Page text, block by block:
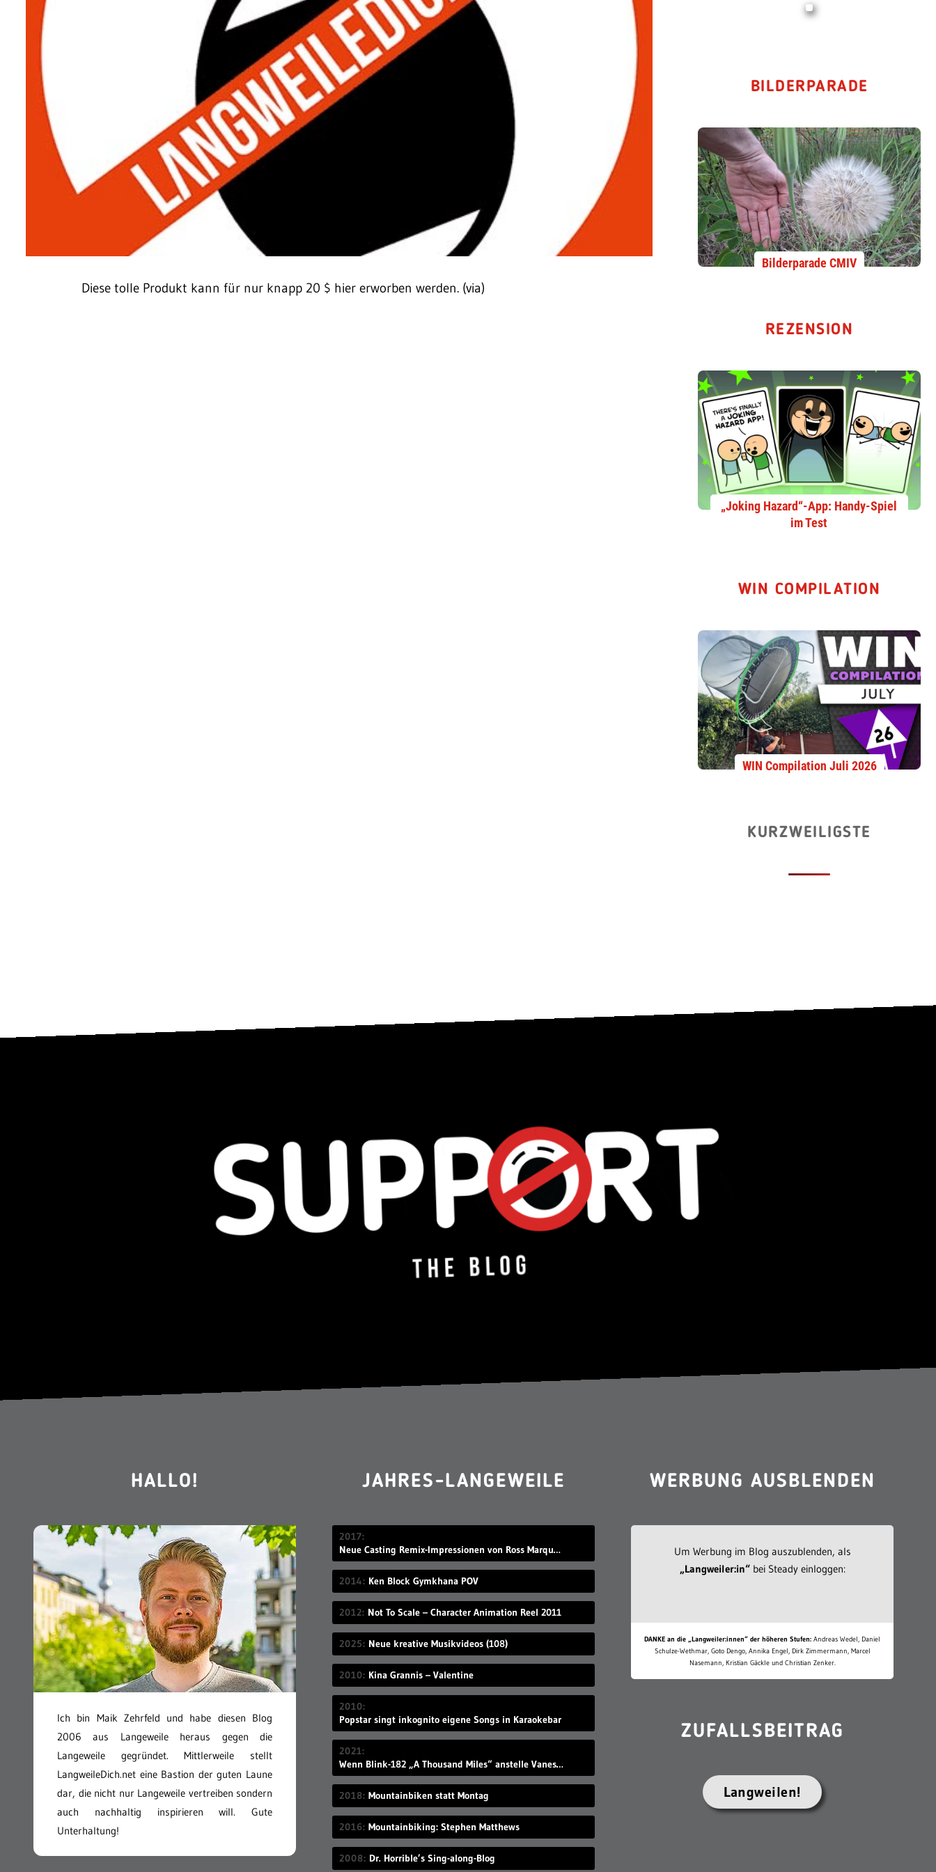
Diese tolle Produkt kann für nur knapp 20 $ hier erworben werden. (via)
BILDERPARADE
Bilderparade CMIV
REZENSION
„Joking Hazard“-App: Handy-Spiel
im Test
WIN COMPILATION
WIN Compilation Juli 2026
KURZWEILIGSTE
HALLO!
Ich bin Maik Zehrfeld und habe diesen Blog
2006 aus Langeweile heraus gegen die
Langeweile gegründet. Mittlerweile stellt
LangweileDich.net eine Bastion der guten Laune
dar, die nicht nur Langeweile vertreiben sondern
auch nachhaltig inspirieren will. Gute
Unterhaltung!
JAHRES-LANGEWEILE
2017
Neue Casting Remix-Impressionen von Ross Marquand
2014 Ken Block Gymkhana POV
2012 Not To Scale – Character Animation Reel 2011
2025 Neue kreative Musikvideos (108)
2010 Kina Grannis – Valentine
2010
Popstar singt inkognito eigene Songs in Karaokebar
2021
Wenn Blink-182 „A Thousand Miles“ anstelle Vanessa Carltons gesungen hätten
2018 Mountainbiken statt Montag
2016 Mountainbiking: Stephen Matthews
2008 Dr. Horrible’s Sing-along-Blog
WERBUNG AUSBLENDEN
Um Werbung im Blog auszublenden, als
„Langweiler:in“bei Steady einloggen:
DANKE an die „Langweiler:innen“ der höheren Stufen: Andreas Wedel, Daniel
Schulze-Wethmar, Goto Dengo, Annika Engel, Dirk Zimmermann, Marcel
Nasemann, Kristian Gäckle und Christian Zenker.
ZUFALLSBEITRAG
Langweilen!